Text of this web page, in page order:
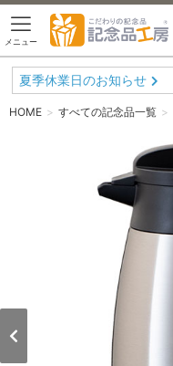
メニュー
夏季休業日のお知らせ
HOME すべての記念品一覧